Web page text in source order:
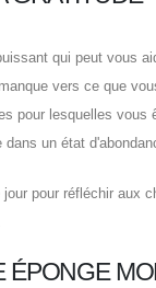
qui peut vous
vers ce que
pour lesquelles vous
un état
pour réfléchir aux
ÉPONGE